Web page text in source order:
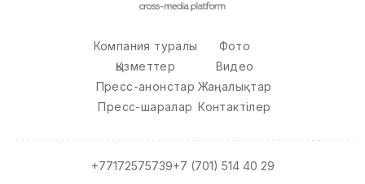
Компания туралы
Қызметтер
Пресс-анонстар
Пресс-шаралар
Фото
Видео
Жаңалықтар
Контактілер
+77172575739+7 (701) 514 40 29